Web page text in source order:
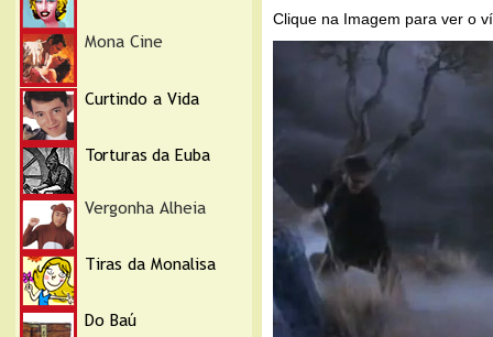
Clique na Imagem para ver o